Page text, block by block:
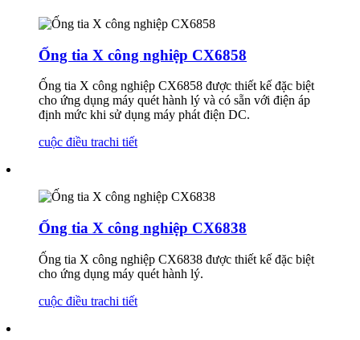
Ống tia X công nghiệp CX6858
Ống tia X công nghiệp CX6858 được thiết kế đặc biệt
cho ứng dụng máy quét hành lý và có sẵn với điện áp
định mức khi sử dụng máy phát điện DC.
cuộc điều trachi tiết
Ống tia X công nghiệp CX6838
Ống tia X công nghiệp CX6838 được thiết kế đặc biệt
cho ứng dụng máy quét hành lý.
cuộc điều trachi tiết